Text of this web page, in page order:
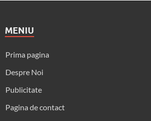
MENIU
Prima pagina
Despre Noi
Publicitate
Pagina de contact